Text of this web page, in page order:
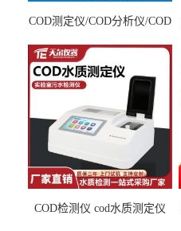
COD测定仪/COD分析仪/COD
COD检测仪 cod水质测定仪